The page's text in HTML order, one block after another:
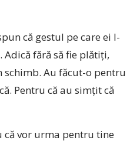
că gestul pe care ei l-
fără să fie plătiţi,
schimb. Au făcut-o pentru
Pentru că au simţit că
că vor urma pentru tine